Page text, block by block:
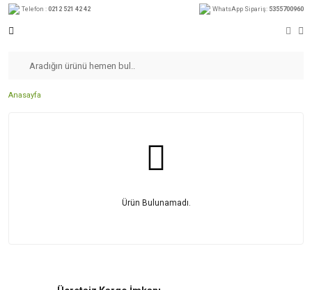
Telefon : 0212 521 42 42 WhatsApp Sipariş: 5355700960
Anasayfa
Ürün Bulunamadı.